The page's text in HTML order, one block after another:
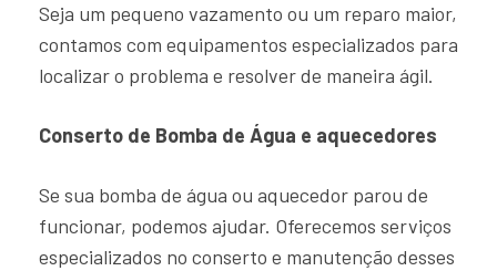
Seja um pequeno vazamento ou um reparo maior,
contamos com equipamentos especializados para
localizar o problema e resolver de maneira ágil.
Conserto de Bomba de Água e aquecedores
Se sua bomba de água ou aquecedor parou de
funcionar, podemos ajudar. Oferecemos serviços
especializados no conserto e manutenção desses